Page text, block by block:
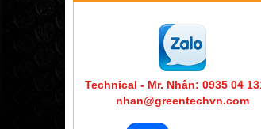
Technical - Mr. Nhân: 0935 04
nhan@greentechvn.com